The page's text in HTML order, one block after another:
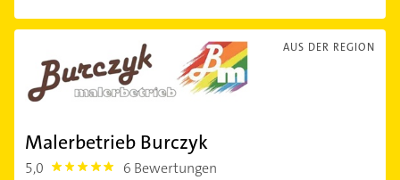
AUS DER REGION
Malerbetrieb Burczyk
5,0 5.0 6 Bewertungen